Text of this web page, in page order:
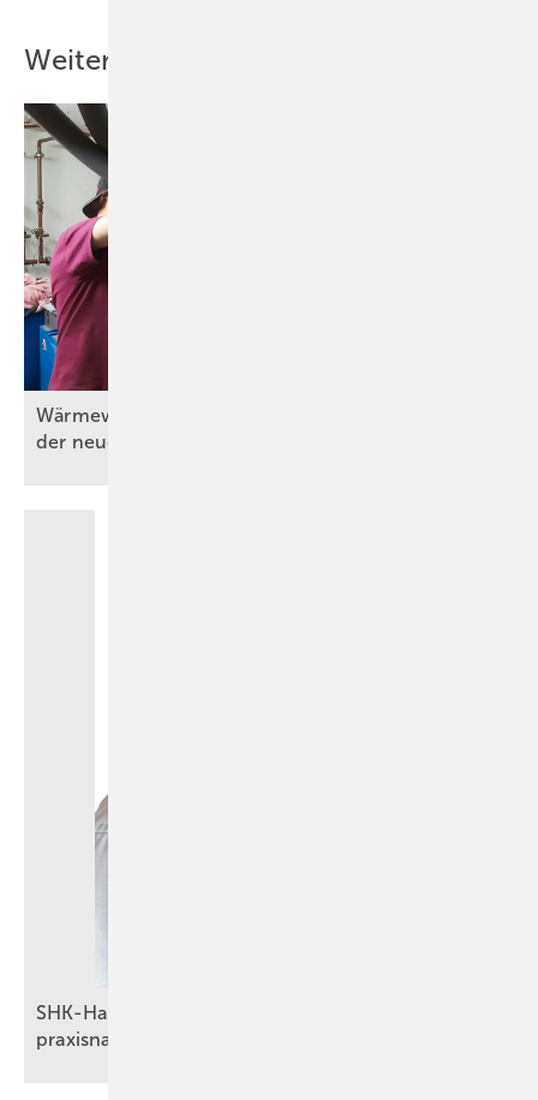
Weitere Inhalte
Wärmewände in der Praxis (Teil 3) – Umsetzung
der neuen
SHK-Handwerk im Fokus: Partnerschaft für
praxisnahe